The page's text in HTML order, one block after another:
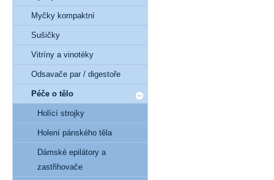
Myčky kompaktní
Sušičky
Vitríny a vinotéky
Odsavače par / digestoře
Péče o tělo
Holící strojky
Holení pánského těla
Dámské epilátory a
zastřihovače